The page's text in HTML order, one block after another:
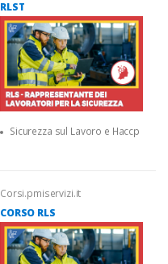
RLST
Sicurezza sul Lavoro e Haccp
Corsi.pmiservizi.it
CORSO RLS